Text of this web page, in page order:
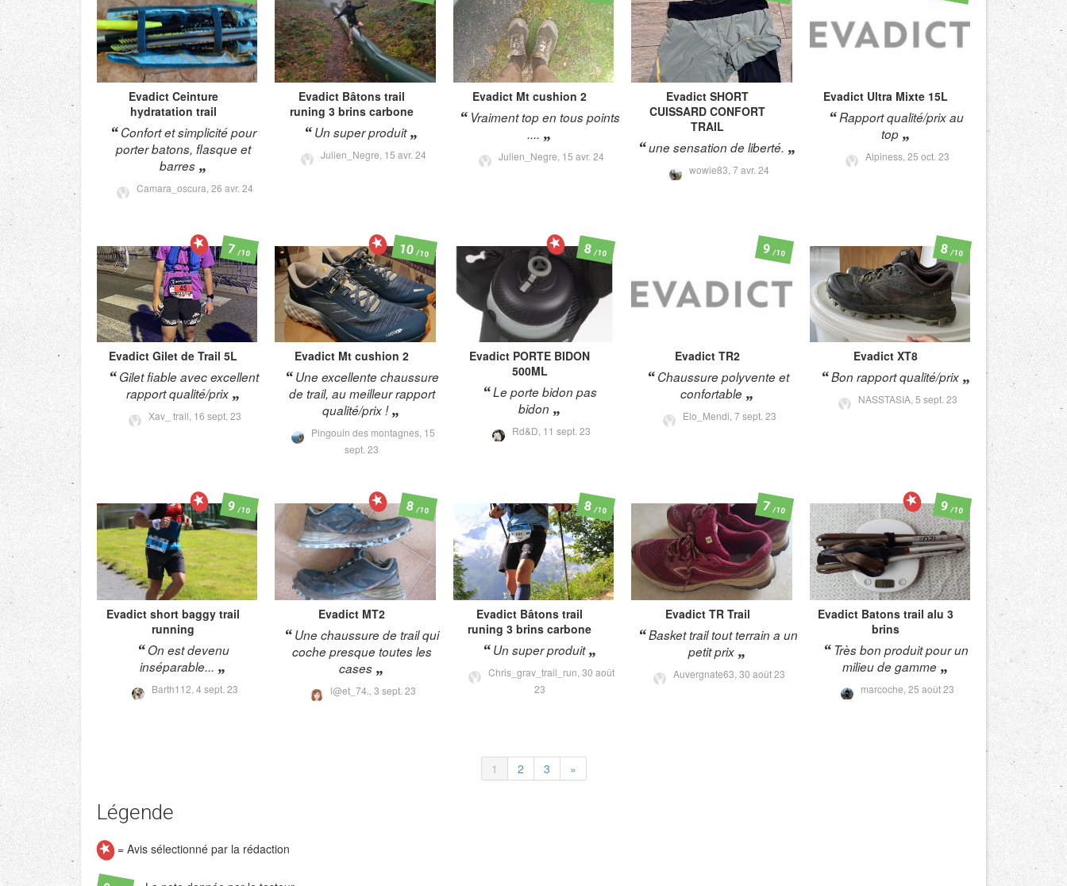
Evadict Ceinture
hydratation trail
Confort et simplicité pour
porter batons, flasque et
barres
Camara_oscura,26 avr. 24
Evadict Bâtons trail
runing 3 brins carbone
Un super produit
Julien_Negre, 15 avr. 24
Evadict Mt cushion 2
Vraiment top en tous points
....
Julien_Negre, 15 avr. 24
Evadict SHORT
CUISSARD CONFORT
TRAIL
une sensation de liberté.
wowie83,7 avr. 24
Evadict Ultra Mixte 15L
Rapport qualité/prix au
top
Alpiness,25 oct. 23
Evadict Gilet de Trail 5L
Gilet fiable avec excellent
rapport qualité/prix
Xav_ trail, 16 sept. 23
7/10
Evadict Mt cushion 2
Une excellente chaussure
de trail, au meilleur rapport
qualité/prix !
Pingouin des montagnes, 15
sept. 23
10/10
Evadict PORTE BIDON
500ML
Le porte bidon pas
bidon
Rd&D, 11 sept. 23
8/10
Evadict TR2
Chaussure polyvente et
confortable
Elo_Mendi, 7 sept. 23
9/10
Evadict XT8
Bon rapport qualité/prix
NASSTASIA, 5 sept. 23
8/10
Evadict short baggy trail
running
On est devenu
inséparable...
Barth112,4 sept. 23
9/10
Evadict MT2
Une chaussure de trail qui
coche presque toutes les
cases
l@et_74.,3 sept. 23
8/10
Evadict Bâtons trail
runing 3 brins carbone
Un super produit
Chris_grav_trail_run,30 août
23
8/10
Evadict TR Trail
Basket trail tout terrain a un
petit prix
Auvergnate63,30 août 23
7/10
Evadict Batons trail alu 3
brins
Très bon produit pour un
milieu de gamme
marcoche,25 août 23
9/10
1 2 3 »
Légende
= Avis sélectionné par la rédaction